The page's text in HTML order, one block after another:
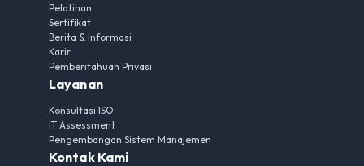
Pelatihan
Sertifikat
Berita & Informasi
Karir
Pemberitahuan Privasi
Layanan
Konsultasi ISO
IT Assessment
Pengembangan Sistem Manajemen
Kontak Kami